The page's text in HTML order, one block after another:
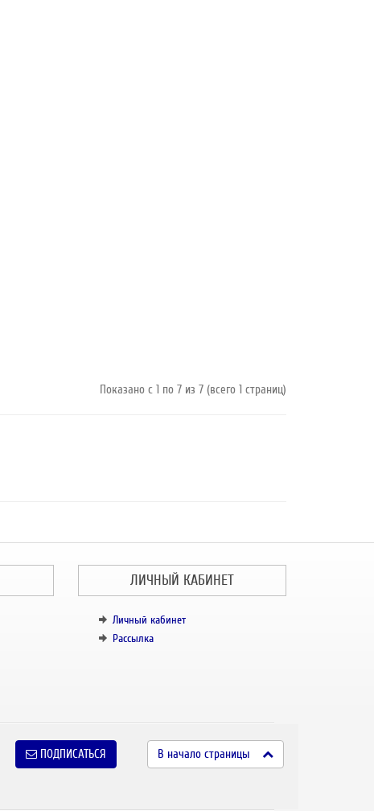
Показано с 1 по 7 из 7 (всего 1 страниц)
ЛИЧНЫЙ КАБИНЕТ
Личный кабинет
Рассылка
ПОДПИСАТЬСЯ В начало страницы